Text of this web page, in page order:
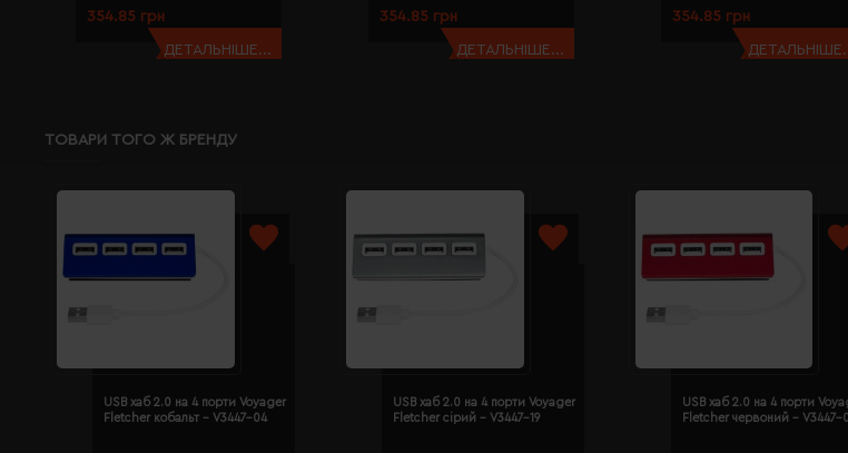
354.85 грн
ДЕТАЛЬНІШЕ...
354.85 грн
ДЕТАЛЬНІШЕ...
354.85 грн
ТОВАРИ ТОГО Ж БРЕНДУ
USB хаб 2.0 на 4 порти Voyager
Fletcher кобальт - V3447-04
USB хаб 2.0 на 4 порти Voyager
Fletcher сірий - V3447-19
USB хаб 2.0 на 4 порти
Fletcher червоний - V3447-